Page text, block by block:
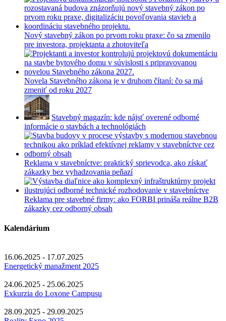
Nový stavebný zákon po prvom roku praxe: čo sa zmenilo
pre investora, projektanta a zhotoviteľa
Novela Stavebného zákona je v druhom čítaní: čo sa má
zmeniť od roku 2027
Stavebný magazín: kde nájsť overené odborné
informácie o stavbách a technológiách
Reklama v stavebníctve: praktický sprievodca, ako získať
zákazky bez vyhadzovania peňazí
Reklama pre stavebné firmy: ako FORBI prináša reálne B2B
zákazky cez odborný obsah
Kalendárium
16.06.2025 - 17.07.2025
Energetický manažment 2025
24.06.2025 - 25.06.2025
Exkurzia do Loxone Campusu
28.09.2025 - 29.09.2025